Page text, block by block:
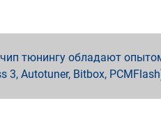
тюнингу обладают
3, Autotuner, Bitbox,